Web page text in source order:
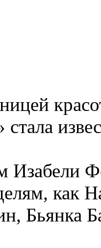
стала
Изабели
как
Бьянка